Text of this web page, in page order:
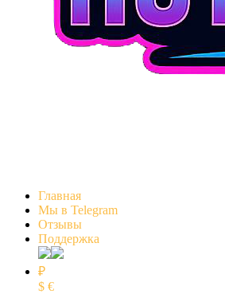
Главная
Мы в Telegram
Отзывы
Поддержка
₽
$ €